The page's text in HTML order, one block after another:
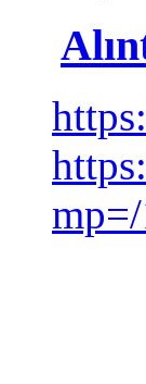
mp=/